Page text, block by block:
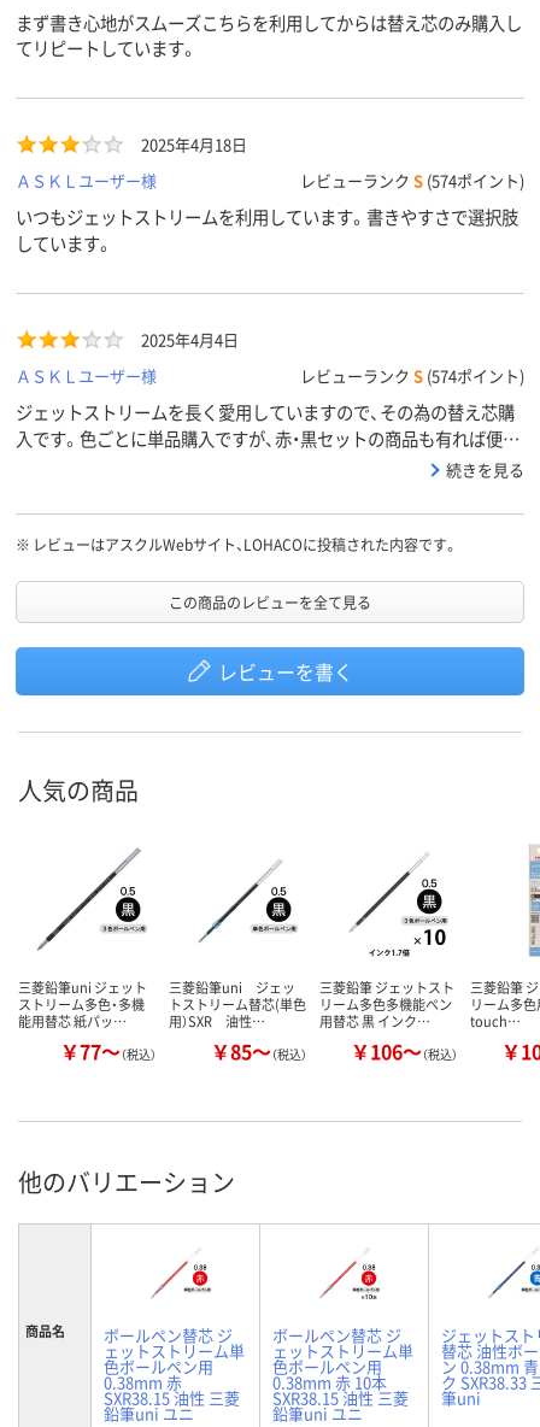
まず書き心地がスムーズこちらを利用してからは替え芯のみ購入し
てリピートしています。
2025年4月18日
ＡＳＫＬユーザー様
レビューランク S (574ポイント)
いつもジェットストリームを利用しています。書きやすさで選択肢
しています。
2025年4月4日
ＡＳＫＬユーザー様
レビューランク S (574ポイント)
ジェットストリームを長く愛用していますので、その為の替え芯購
入です。色ごとに単品購入ですが、赤・黒セットの商品も有れば便利
続きを見る
※ レビューはアスクルWebサイト、LOHACOに投稿された内容です。
この商品のレビューを全て見る
レビューを書く
人気の商品
三菱鉛筆uni ジェット
ストリーム多色・多機
能用替芯 紙パッ…
￥77～（税込）
三菱鉛筆uni ジェッ
トストリーム替芯(単色
用）SXR 油性…
￥85～（税込）
三菱鉛筆 ジェットスト
リーム多色多機能ペン
用替芯 黒 インク…
￥106～（税込）
三菱鉛筆
リーム多色
touch…
￥
他のバリエーション
商品名 ボールペン替芯 ジ
ェットストリーム単
色ボールペン用
0.38mm 赤
SXR38.15 油性 三菱
鉛筆uni ユニ
ボールペン替芯 ジ
ェットストリーム単
色ボールペン用
0.38mm 赤 10本
SXR38.15 油性 三菱
鉛筆uni ユニ
ジェットス
替芯 油性ボ
ン 0.38mm
ク SXR38.33
筆uni